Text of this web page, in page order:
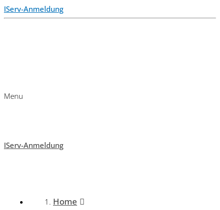
IServ-Anmeldung
Menu
IServ-Anmeldung
Home